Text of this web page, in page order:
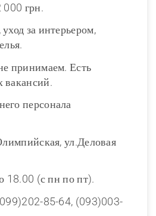
000 грн.
за интерьером,
принимаем. Есть
вакансий.
персонала
ул.Деловая
18.00 (с пн по пт).
85-64, (093)003-